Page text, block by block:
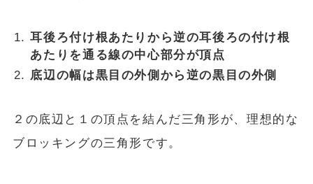
耳後ろ付け根あたりから逆の耳後ろの付け根
あたりを通る線の中心部分が頂点
底辺の幅は黒目の外側から逆の黒目の外側
２の底辺と１の頂点を結んだ三角形が、理想的な
ブロッキングの三角形です。